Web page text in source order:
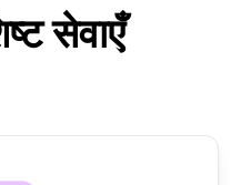
सेवाएँ